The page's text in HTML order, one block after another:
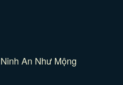
Ninh An Như Mộng